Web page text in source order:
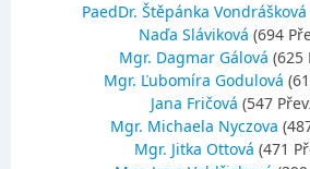
PaedDr. Štěpánka Vondrášková
Naďa Sláviková (694
Mgr. Dagmar Gálová (625
Mgr. Ľubomíra Godulová
Jana Fričová (547
Mgr. Michaela Nyczova
Mgr. Jitka Ottová (471